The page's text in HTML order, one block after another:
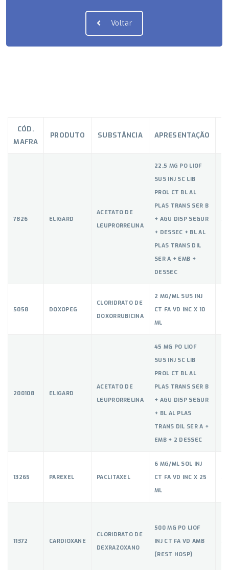
Voltar
CÓD.
MAFRA
PRODUTO SUBSTÂNCIA APRESENTAÇÃO
7826 ELIGARD
ACETATO DE
LEUPRORRELINA
22,5 MG PO LIOF
SUS INJ SC LIB
PROL CT BL AL
PLAS TRANS SER B
+ AGU DISP SEGUR
+ DESSEC + BL AL
PLAS TRANS DIL
SER A + EMB +
DESSEC
5058 DOXOPEG
CLORIDRATO DE
DOXORRUBICINA
2 MG/ML SUS INJ
CT FA VD INC X 10
ML
200108 ELIGARD
ACETATO DE
LEUPRORRELINA
45 MG PO LIOF
SUS INJ SC LIB
PROL CT BL AL
PLAS TRANS SER B
+ AGU DISP SEGUR
+ BL AL PLAS
TRANS DIL SER A +
EMB + 2 DESSEC
13265 PAREXEL PACLITAXEL
6 MG/ML SOL INJ
CT FA VD INC X 25
ML
11372 CARDIOXANE
CLORIDRATO DE
DEXRAZOXANO
500 MG PO LIOF
INJ CT FA VD AMB
(REST HOSP)